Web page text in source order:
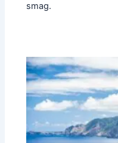
smag.